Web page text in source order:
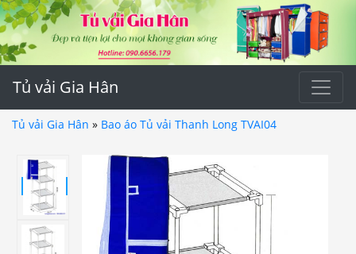
Tủ vải Gia Hân
Tủ vải Gia Hân » Bao áo Tủ vải Thanh Long TVAI04